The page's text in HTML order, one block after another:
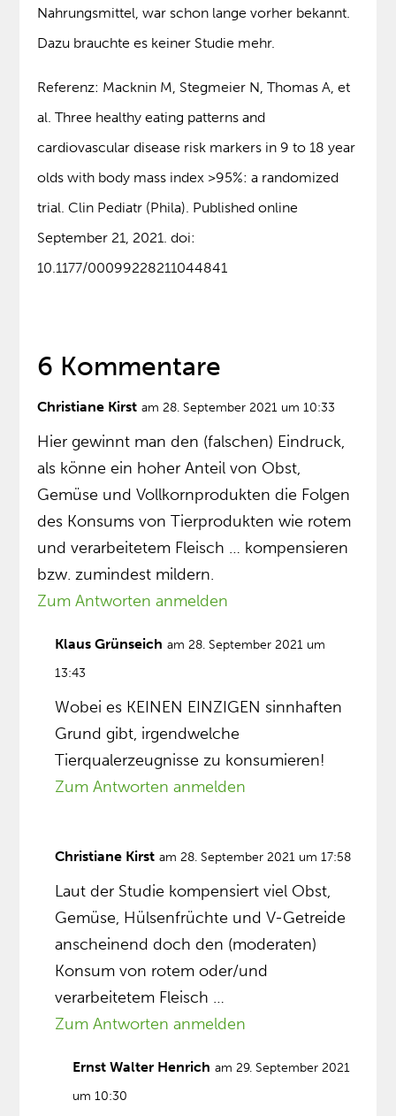
Nahrungsmittel, war schon lange vorher bekannt.
Dazu brauchte es keiner Studie mehr.
Referenz: Macknin M, Stegmeier N, Thomas A, et
al. Three healthy eating patterns and
cardiovascular disease risk markers in 9 to 18 year
olds with body mass index >95%: a randomized
trial. Clin Pediatr (Phila). Published online
September 21, 2021. doi:
10.1177/00099228211044841
6 Kommentare
Christiane Kirst am 28. September 2021 um 10:33
Hier gewinnt man den (falschen) Eindruck,
als könne ein hoher Anteil von Obst,
Gemüse und Vollkornprodukten die Folgen
des Konsums von Tierprodukten wie rotem
und verarbeitetem Fleisch … kompensieren
bzw. zumindest mildern.
Zum Antworten anmelden
Klaus Grünseich am 28. September 2021 um
13:43
Wobei es KEINEN EINZIGEN sinnhaften
Grund gibt, irgendwelche
Tierqualerzeugnisse zu konsumieren!
Zum Antworten anmelden
Christiane Kirst am 28. September 2021 um 17:58
Laut der Studie kompensiert viel Obst,
Gemüse, Hülsenfrüchte und V-Getreide
anscheinend doch den (moderaten)
Konsum von rotem oder/und
verarbeitetem Fleisch …
Zum Antworten anmelden
Ernst Walter Henrich am 29. September 2021
um 10:30